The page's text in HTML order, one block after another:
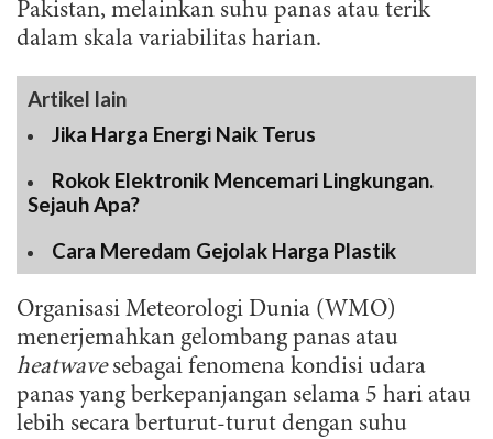
Pakistan, melainkan suhu panas atau terik
dalam skala variabilitas harian.
Artikel lain
Jika Harga Energi Naik Terus
Rokok Elektronik Mencemari Lingkungan.
Sejauh Apa?
Cara Meredam Gejolak Harga Plastik
Organisasi Meteorologi Dunia (WMO)
menerjemahkan gelombang panas atau
heatwavesebagai fenomena kondisi udara
panas yang berkepanjangan selama 5 hari atau
lebih secara berturut-turut dengan suhu